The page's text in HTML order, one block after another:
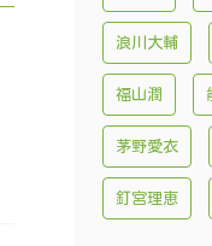
浪川大輔
福山潤
茅野愛衣
釘宮理恵